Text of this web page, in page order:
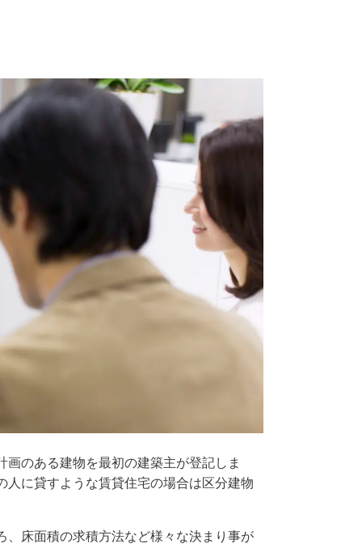
のある建物を最初の建築主が登記しま
に貸すような賃貸住宅の場合は区分建物
、床面積の求積方法など様々な決まり事が